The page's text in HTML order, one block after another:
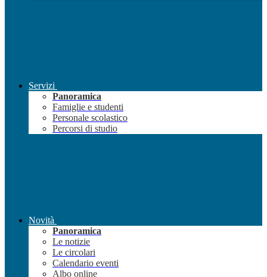
Servizi
Panoramica
Famiglie e studenti
Personale scolastico
Percorsi di studio
Novità
Panoramica
Le notizie
Le circolari
Calendario eventi
Albo online